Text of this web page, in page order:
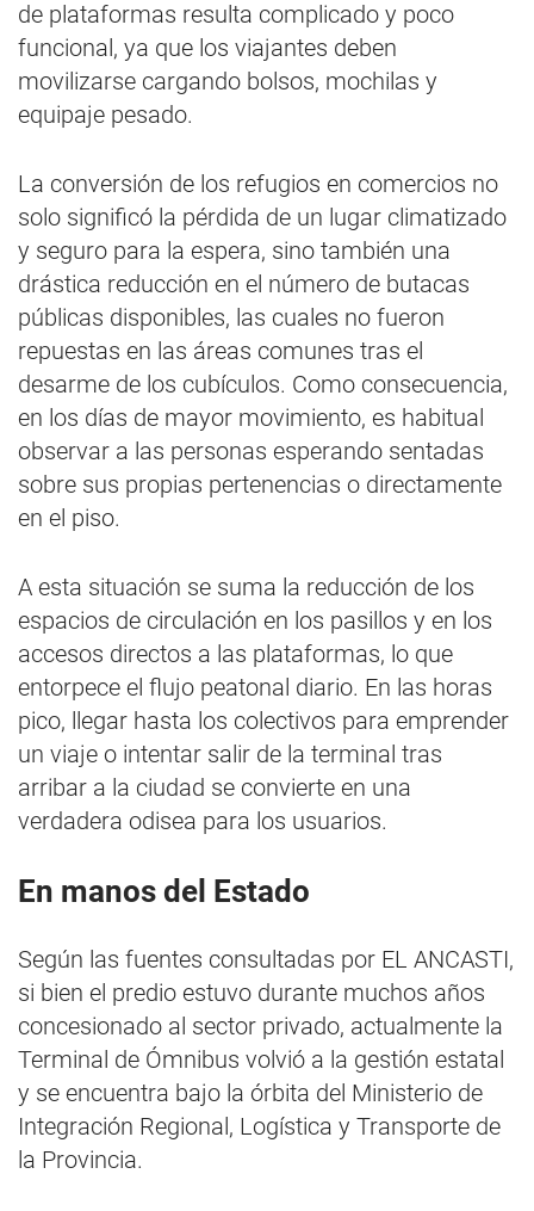
de plataformas resulta complicado y poco
funcional, ya que los viajantes deben
movilizarse cargando bolsos, mochilas y
equipaje pesado.
La conversión de los refugios en comercios no
solo significó la pérdida de un lugar climatizado
y seguro para la espera, sino también una
drástica reducción en el número de butacas
públicas disponibles, las cuales no fueron
repuestas en las áreas comunes tras el
desarme de los cubículos. Como consecuencia,
en los días de mayor movimiento, es habitual
observar a las personas esperando sentadas
sobre sus propias pertenencias o directamente
en el piso.
A esta situación se suma la reducción de los
espacios de circulación en los pasillos y en los
accesos directos a las plataformas, lo que
entorpece el flujo peatonal diario. En las horas
pico, llegar hasta los colectivos para emprender
un viaje o intentar salir de la terminal tras
arribar a la ciudad se convierte en una
verdadera odisea para los usuarios.
En manos del Estado
Según las fuentes consultadas por EL ANCASTI,
si bien el predio estuvo durante muchos años
concesionado al sector privado, actualmente la
Terminal de Ómnibus volvió a la gestión estatal
y se encuentra bajo la órbita del Ministerio de
Integración Regional, Logística y Transporte de
la Provincia.